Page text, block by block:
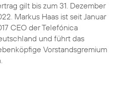
gilt bis zum 31. Dezember
Markus Haas ist seit Januar
CEO der Telefónica
und führt das
Vorstandsgremium